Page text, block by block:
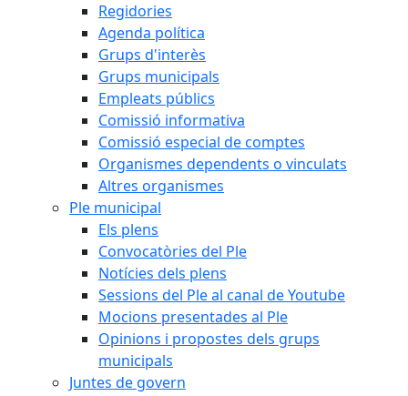
Regidories
Agenda política
Grups d'interès
Grups municipals
Empleats públics
Comissió informativa
Comissió especial de comptes
Organismes dependents o vinculats
Altres organismes
Ple municipal
Els plens
Convocatòries del Ple
Notícies dels plens
Sessions del Ple al canal de Youtube
Mocions presentades al Ple
Opinions i propostes dels grups
municipals
Juntes de govern